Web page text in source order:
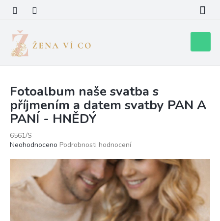
obsah
košík
Fotoalbum naše svatba s
příjmením a datem svatby PAN A
PANÍ - HNĚDÝ
6561/S
Průměrné
z
Neohodnoceno Podrobnosti hodnocení